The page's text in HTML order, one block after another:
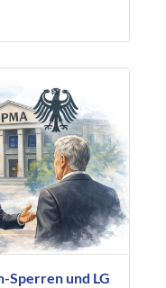
denen…
Sperren und LG